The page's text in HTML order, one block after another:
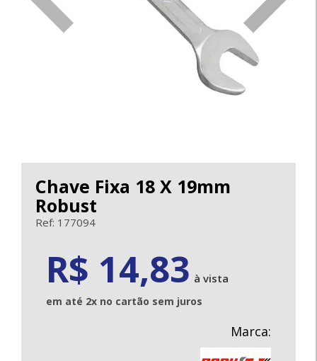
Chave Fixa 18 X 19mm
Robust
Ref: 177094
R$ 14,83 à vista
em até 2x no cartão sem juros
Marca: